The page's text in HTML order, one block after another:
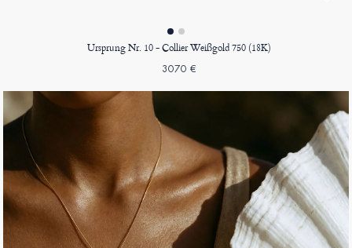
Ursprung Nr. 10 - Collier Weißgold 750 (18K)
3070 €